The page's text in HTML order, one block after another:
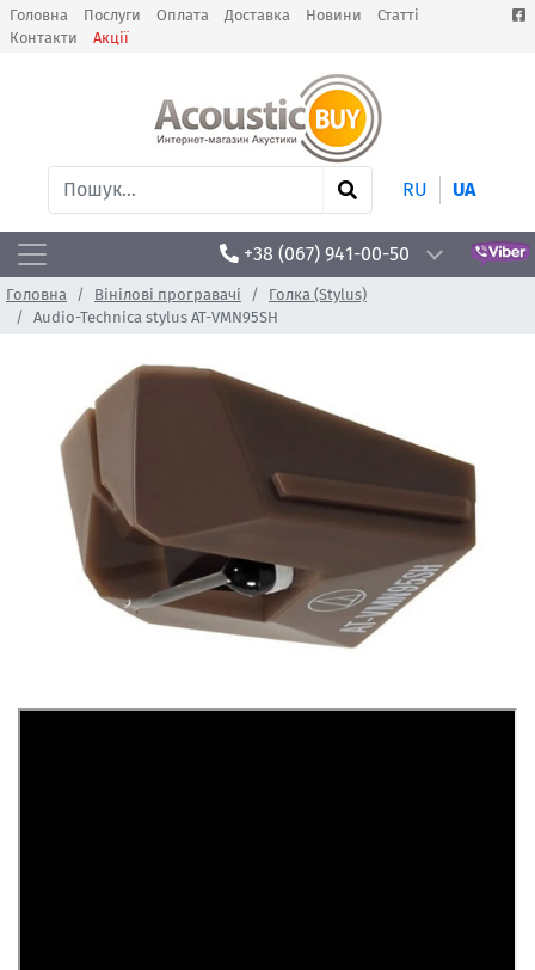
Головна Послуги Оплата Доставка Новини
Статті
Контакти
Акції
RU UA
+38 (067) 941-00-50
Головна Вінілові програвачі
Голка (Stylus)
Audio-Technica stylus AT-VMN95SH